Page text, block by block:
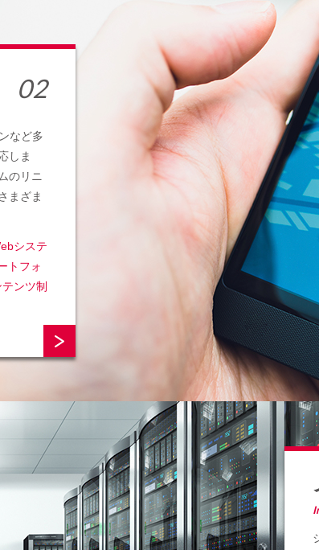
など多
しま
のリニ
まざま
システ
トフォ
ンツ制